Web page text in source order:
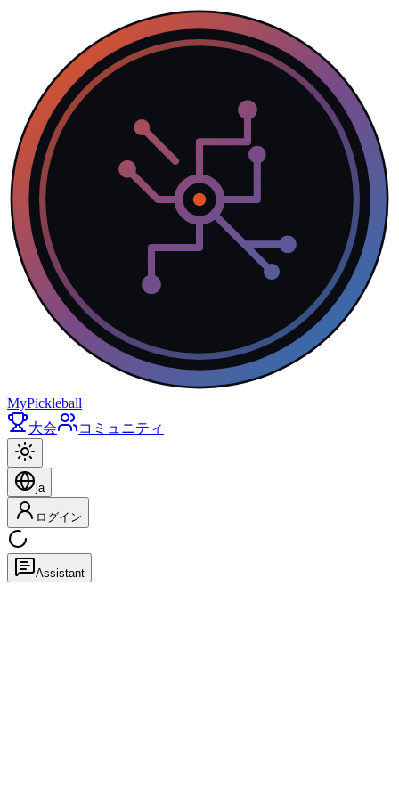
MyPickleball
大会
コミュニティ
ja
ログイン
Assistant